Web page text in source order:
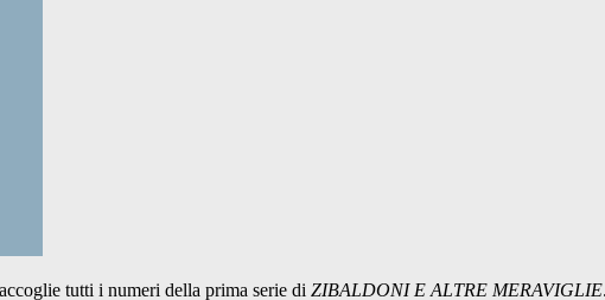
tutti i numeri della prima serie di ZIBALDONI E ALTRE MERAVIGLIE